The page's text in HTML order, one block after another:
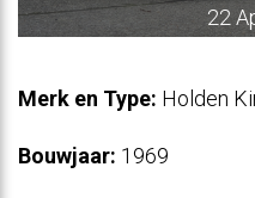
22
Merk en Type: Holden
Bouwjaar: 1969